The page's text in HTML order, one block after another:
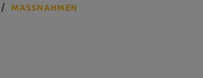
MASSNAHMEN